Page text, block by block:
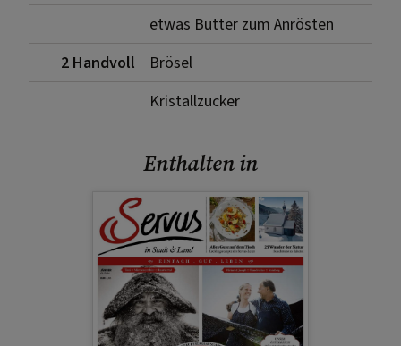
etwas Butter zum Anrösten
2 Handvoll
Brösel
Kristallzucker
Enthalten in